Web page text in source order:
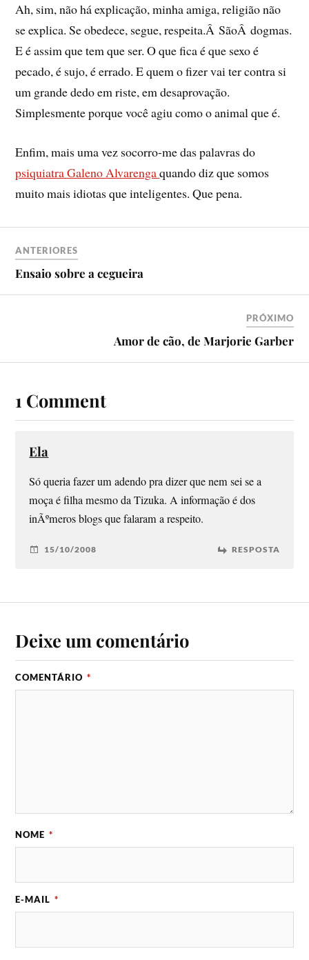
Ah, sim, não há explicação, minha amiga, religião não
se explica. Se obedece, segue, respeita.Â SãoÂ dogmas.
E é assim que tem que ser. O que fica é que sexo é
pecado, é sujo, é errado. E quem o fizer vai ter contra si
um grande dedo em riste, em desaprovação.
Simplesmente porque você agiu como o animal que é.
Enfim, mais uma vez socorro-me das palavras do
psiquiatra Galeno Alvarengaquando diz que somos
muito mais idiotas que inteligentes. Que pena.
ANTERIORES
Ensaio sobre a cegueira
PRÓXIMO
Amor de cão, de Marjorie Garber
1 Comment
Ela
Só queria fazer um adendo pra dizer que nem sei se a
moça é filha mesmo da Tizuka. A informação é dos
inÃºmeros blogs que falaram a respeito.
15/10/2008 RESPOSTA
Deixe um comentário
COMENTÁRIO *
NOME *
E-MAIL *